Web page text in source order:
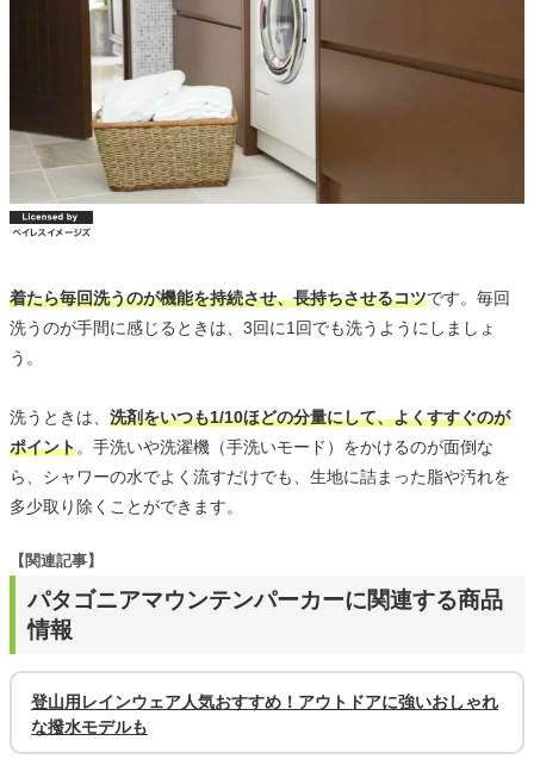
着たら毎回洗うのが機能を持続させ、長持ちさせるコツです。毎回
洗うのが手間に感じるときは、3回に1回でも洗うようにしましょ
う。
洗うときは、 洗剤をいつも1/10ほどの分量にして、よくすすぐのが
ポイント。手洗いや洗濯機（手洗いモード）をかけるのが面倒な
ら、シャワーの水でよく流すだけでも、生地に詰まった脂や汚れを
多少取り除くことができます。
パタゴニアマウンテンパーカーに関連する商品
情報
【関連記事】
登山用レインウェア人気おすすめ！アウトドアに強いおしゃれ
な撥水モデルも